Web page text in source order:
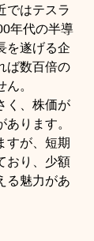
ではテスラ
年代の半導
を遂げる企
ば数百倍の
。
く、株価が
ります。
すが、短期
おり、少額
る魅力があ